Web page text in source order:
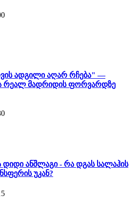
ადგილი აღარ რჩება" —
რეალ მადრიდის ფორვარდზე
ანშლაგი - რა დგას სალაჰის
უკან?